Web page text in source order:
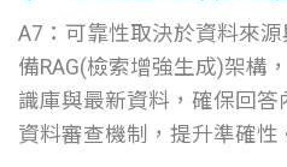
A7：可靠性取決於資料來
備RAG(檢索增強生成)架構
識庫與最新資料，確保回
資料審查機制，提升準確性